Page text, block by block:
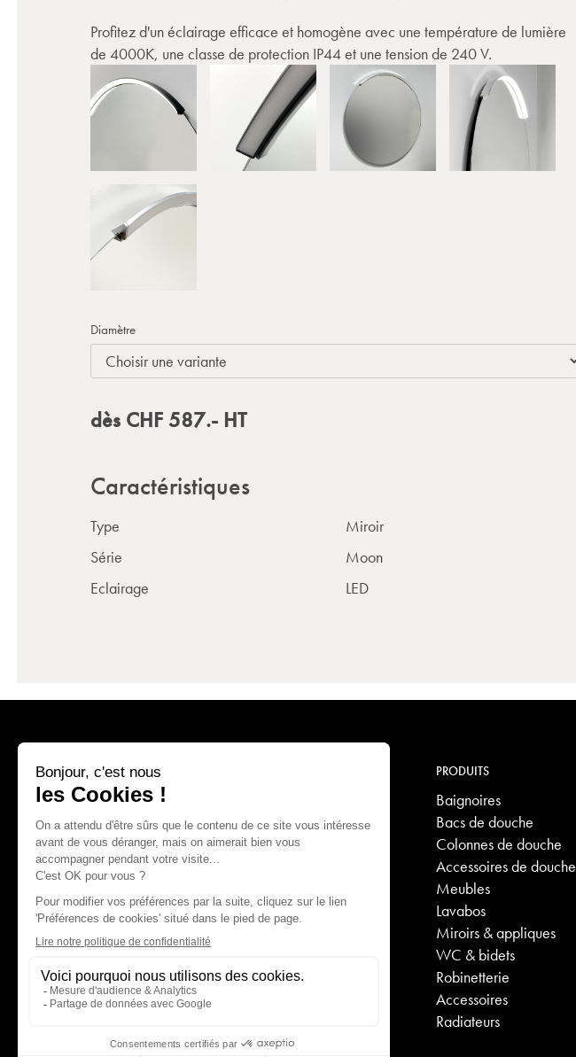
Profitez d'un éclairage efficace et homogène avec une température de lumière
de 4000K, une classe de protection IP44 et une tension de 240 V.
Diamètre
dès CHF587.- HT
Caractéristiques
Type
Miroir
Série
Moon
Eclairage
LED
Vous souhaitez un conseil personnalisé ?
Prenez maintenant un rendez-vous de
conseil gratuit dans notre exposition de
Vuippens
PRODUITS
Baignoires
Bacs de douche
Colonnes de douche
Accessoires de douche
Meubles
Lavabos
Miroirs & appliques
WC & bidets
Robinetterie
Accessoires
Radiateurs